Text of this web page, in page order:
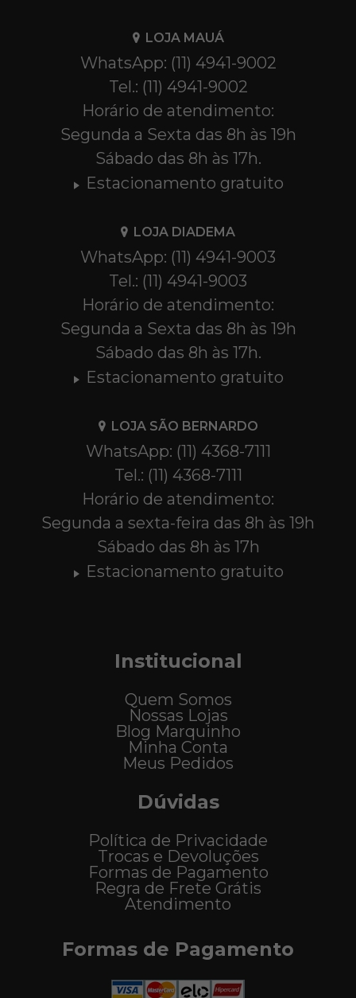
LOJA MAUÁ
WhatsApp: (11) 4941-9002
Tel.: (11) 4941-9002
Horário de atendimento:
Segunda a Sexta das 8h às 19h
Sábado das 8h às 17h.
Estacionamento gratuito
LOJA DIADEMA
WhatsApp: (11) 4941-9003
Tel.: (11) 4941-9003
Horário de atendimento:
Segunda a Sexta das 8h às 19h
Sábado das 8h às 17h.
Estacionamento gratuito
LOJA SÃO BERNARDO
WhatsApp: (11) 4368-7111
Tel.: (11) 4368-7111
Horário de atendimento:
Segunda a sexta-feira das 8h às 19h
Sábado das 8h às 17h
Estacionamento gratuito
Institucional
Quem Somos
Nossas Lojas
Blog Marquinho
Minha Conta
Meus Pedidos
Dúvidas
Política de Privacidade
Trocas e Devoluções
Formas de Pagamento
Regra de Frete Grátis
Atendimento
Formas de Pagamento